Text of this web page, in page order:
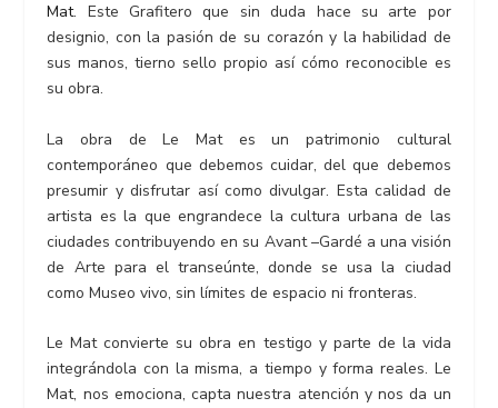
Mat. Este Grafitero que sin duda hace su arte por
designio, con la pasión de su corazón y la habilidad de
sus manos, tierno sello propio así cómo reconocible es
su obra.
La obra de Le Mat es un patrimonio cultural
contemporáneo que debemos cuidar, del que debemos
presumir y disfrutar así como divulgar. Esta calidad de
artista es la que engrandece la cultura urbana de las
ciudades contribuyendo en su Avant –Gardé a una visión
de Arte para el transeúnte, donde se usa la ciudad
como Museo vivo, sin límites de espacio ni fronteras.
Le Mat convierte su obra en testigo y parte de la vida
integrándola con la misma, a tiempo y forma reales. Le
Mat, nos emociona, capta nuestra atención y nos da un